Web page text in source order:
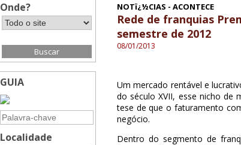
Onde?
GUIA
Localidade
NOTï¿½CIAS - ACONTECE
Rede de franquias
semestre de 2012
08/01/2013
Um mercado rentável e
do século XVII, esse nicho de
tese de que o faturamento
negócio.
Dentro do segmento de